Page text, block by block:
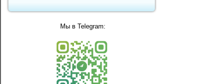
Мы в Telegram: